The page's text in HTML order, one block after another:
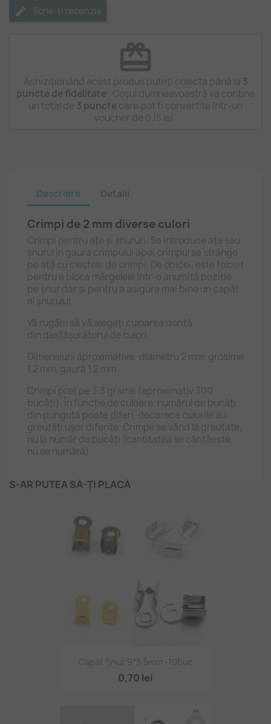
Scrie-ți recenzia
redeem
Achiziționând acest produs puteți colecta până la 3
puncte de fidelitate . Coșul dumneavoastră va conține
un total de 3 puncte care pot fi convertite într-un
voucher de 0,15 lei
Descriere Detalii
Crimpi de 2 mm diverse culori
Crimpi pentru ațe și șnururi. Se introduce ața sau
șnurul în gaura crimpului apoi crimpul se strânge
pe ață cu cleștele de crimpi. De obicei, este folosit
pentru a bloca mărgelele într-o anumită poziție
pe șnur dar și pentru a asigura mai bine un capăt
al șnurului.
Vă rugăm să vă alegeți culoarea dorită
din desfășurătorul de culori.
Dimensiuni aproximative: diametru 2 mm, grosime
1.2 mm, gaură 1.2 mm.
Crimpi preț pe 3.3 grame (aproximativ 300
bucăți). În funcție de culoare, numărul de bucăți
din punguță poate diferi, deoarece culorile au
greutăți ușor diferite. Crimpii se vând la greutate,
nu la număr de bucăți (cantitatea se cântăește,
nu se numără).
S-AR PUTEA SĂ-ȚI PLACĂ
Capăt Șnur 9*3,5mm -10buc
0,70 lei